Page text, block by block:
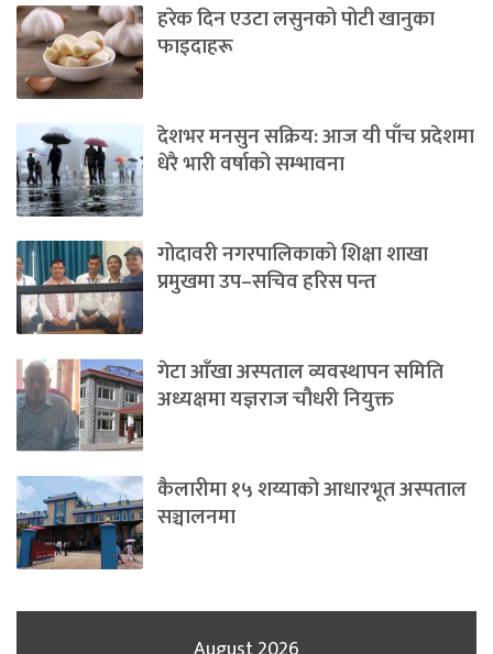
हरेक दिन एउटा लसुनको पोटी खानुका
फाइदाहरू
देशभर मनसुन सक्रिय: आज यी पाँच प्रदेशमा
धेरै भारी वर्षाको सम्भावना
गोदावरी नगरपालिकाको शिक्षा शाखा
प्रमुखमा उप–सचिव हरिस पन्त
गेटा आँखा अस्पताल व्यवस्थापन समिति
अध्यक्षमा यज्ञराज चौधरी नियुक्त
कैलारीमा १५ शय्याको आधारभूत अस्पताल
सञ्चालनमा